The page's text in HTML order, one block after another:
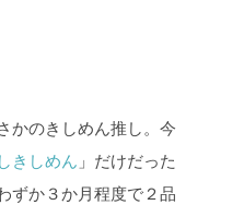
かのきしめん推し。今
きしめん 」だけだった
ずか３か月程度で２品